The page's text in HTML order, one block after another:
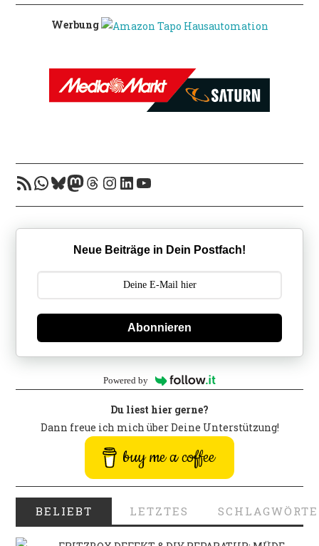
Werbung
RSS-FeedWhatsApp
Bluesky
Mastodon
Threads
Instagram
LinkedIn
YouTube
Neue Beiträge in Dein Postfach!
Abonnieren
Powered by
Du liest hier gerne?
Dann freue ich mich über Deine Unterstützung!
buy me a coffee
BELIEBT LETZTES